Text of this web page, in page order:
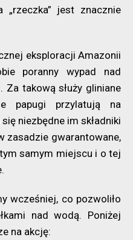
jest znacznie
eksploracji Amazonii
poranny wypad nad
Za takową służy gliniane
papugi przylatują na
niezbędne im składniki
zasadzie gwarantowane,
samym miejscu i o tej
co pozwoliło
nad wodą. Poniżej
na akcję: